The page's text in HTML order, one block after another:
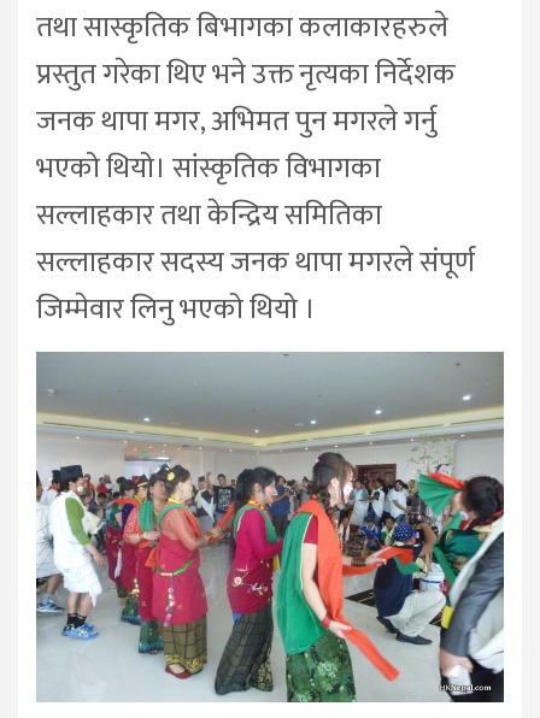
तथा सास्कृतिक बिभागका कलाकारहरुले
प्रस्तुत गरेका थिए भने उक्त नृत्यका निर्देशक
जनक थापा मगर, अभिमत पुन मगरले गर्नु
भएको थियो। सांस्कृतिक विभागका
सल्लाहकार तथा केन्द्रिय समितिका
सल्लाहकार सदस्य जनक थापा मगरले संपूर्ण
जिम्मेवार लिनु भएको थियो ।